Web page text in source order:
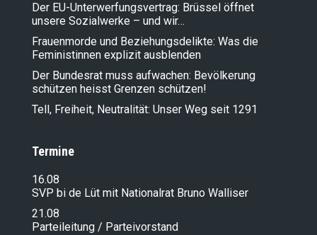
Der EU-Unterwerfungsvertrag: Brüssel öffnet
unsere Sozialwerke – und wir…
Frauenmorde und Beziehungsdelikte: Was die
Feministinnen explizit ausblenden
Der Bundesrat muss aufwachen: Bevölkerung
schützen heisst Grenzen schützen!
Tell, Freiheit, Neutralität: Unser Weg seit 1291
Termine
16.08
SVP bi de Lüt mit Nationalrat Bruno Walliser
21.08
Parteileitung / Parteivorstand